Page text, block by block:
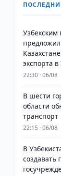
экспорта в
22:30 · 06/08
В шести
области
транспорт
22:15 · 06/08
В
создавать